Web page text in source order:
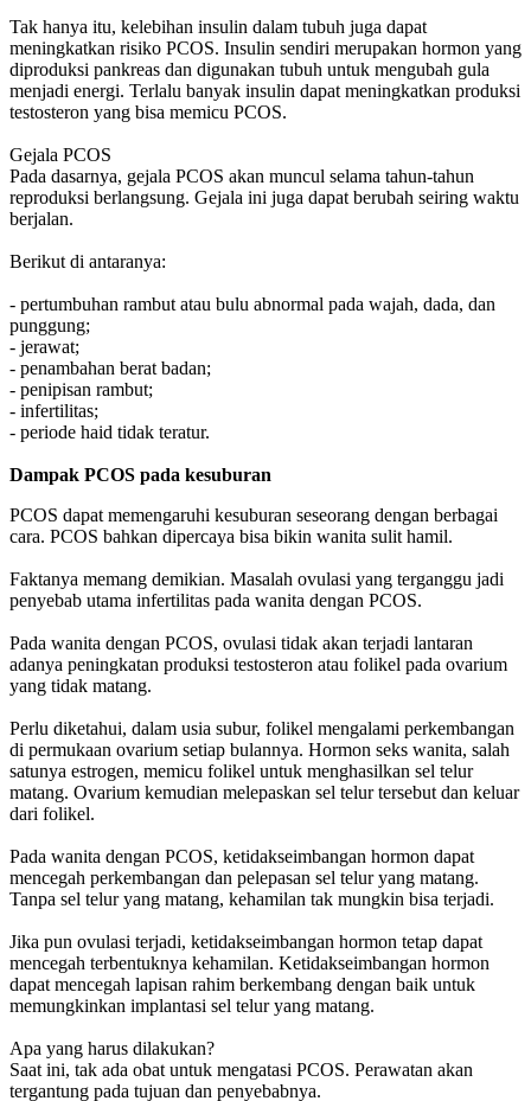
Tak hanya itu, kelebihan insulin dalam tubuh juga dapat
meningkatkan risiko PCOS. Insulin sendiri merupakan hormon yang
diproduksi pankreas dan digunakan tubuh untuk mengubah gula
menjadi energi. Terlalu banyak insulin dapat meningkatkan produksi
testosteron yang bisa memicu PCOS.
Gejala PCOS
Pada dasarnya, gejala PCOS akan muncul selama tahun-tahun
reproduksi berlangsung. Gejala ini juga dapat berubah seiring waktu
berjalan.
Berikut di antaranya:
- pertumbuhan rambut atau bulu abnormal pada wajah, dada, dan
punggung;
- jerawat;
- penambahan berat badan;
- penipisan rambut;
- infertilitas;
- periode haid tidak teratur.
Dampak PCOS pada kesuburan
PCOS dapat memengaruhi kesuburan seseorang dengan berbagai
cara. PCOS bahkan dipercaya bisa bikin wanita sulit hamil.
Faktanya memang demikian. Masalah ovulasi yang terganggu jadi
penyebab utama infertilitas pada wanita dengan PCOS.
Pada wanita dengan PCOS, ovulasi tidak akan terjadi lantaran
adanya peningkatan produksi testosteron atau folikel pada ovarium
yang tidak matang.
Perlu diketahui, dalam usia subur, folikel mengalami perkembangan
di permukaan ovarium setiap bulannya. Hormon seks wanita, salah
satunya estrogen, memicu folikel untuk menghasilkan sel telur
matang. Ovarium kemudian melepaskan sel telur tersebut dan keluar
dari folikel.
Pada wanita dengan PCOS, ketidakseimbangan hormon dapat
mencegah perkembangan dan pelepasan sel telur yang matang.
Tanpa sel telur yang matang, kehamilan tak mungkin bisa terjadi.
Jika pun ovulasi terjadi, ketidakseimbangan hormon tetap dapat
mencegah terbentuknya kehamilan. Ketidakseimbangan hormon
dapat mencegah lapisan rahim berkembang dengan baik untuk
memungkinkan implantasi sel telur yang matang.
Apa yang harus dilakukan?
Saat ini, tak ada obat untuk mengatasi PCOS. Perawatan akan
tergantung pada tujuan dan penyebabnya.